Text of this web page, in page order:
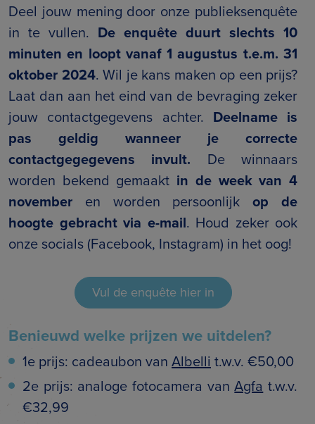
Deel jouw mening door onze publieksenquête
in te vullen. De enquête duurt slechts 10
minuten en loopt vanaf 1 augustus t.e.m. 31
oktober 2024. Wil je kans maken op een prijs?
Laat dan aan het eind van de bevraging zeker
jouw contactgegevens achter. Deelname is
pas geldig wanneer je correcte
contactgegegevens invult. De winnaars
worden bekend gemaakt in de week van 4
november en worden persoonlijkop de
hoogte gebracht via e-mail. Houd zeker ook
onze socials (Facebook, Instagram) in het oog!
Vul de enquête hier in
Benieuwd welke prijzen we uitdelen?
1e prijs: cadeaubon van Albellit.w.v. €50,00
2e prijs: analoge fotocamera vanAgfat.w.v.
€32,99